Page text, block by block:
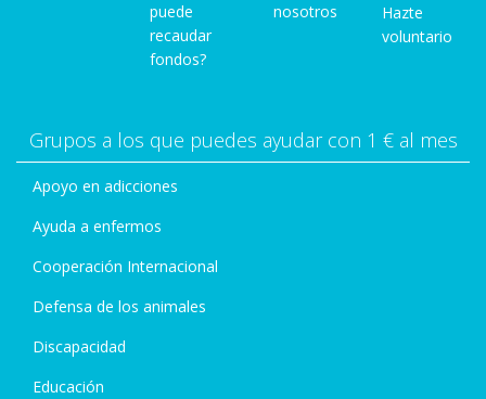
puede
recaudar
fondos?
nosotros
Hazte
voluntario
Grupos a los que puedes ayudar con 1 € al mes
Apoyo en adicciones
Ayuda a enfermos
Cooperación Internacional
Defensa de los animales
Discapacidad
Educación